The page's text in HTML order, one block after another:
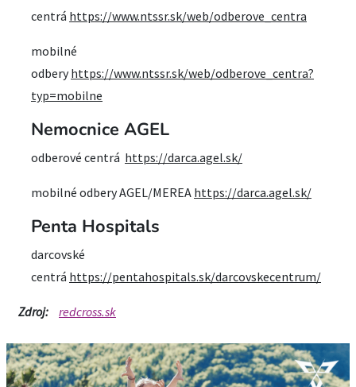
centrá https://www.ntssr.sk/web/odberove_centra
mobilné
odberyhttps://www.ntssr.sk/web/odberove_centra?
typ=mobilne
Nemocnice AGEL
odberové centrá https://darca.agel.sk/
mobilné odbery AGEL/MEREA https://darca.agel.sk/
Penta Hospitals
darcovské
centrá https://pentahospitals.sk/darcovskecentrum/
Zdroj: redcross.sk